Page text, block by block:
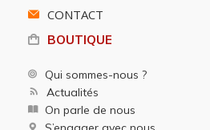
CONTACT
BOUTIQUE
Qui sommes-nous ?
Actualités
On parle de nous